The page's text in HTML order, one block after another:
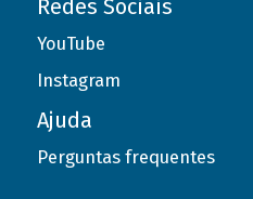
Redes Sociais
YouTube
Instagram
Ajuda
Perguntas frequentes